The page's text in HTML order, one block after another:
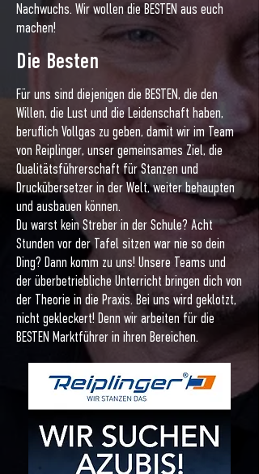
Nachwuchs. Wir wollen die BESTEN aus euch
machen!
Die Besten
Für uns sind diejenigen die BESTEN, die den
Willen, die Lust und die Leidenschaft haben,
beruflich Vollgas zu geben, damit wir im Team
von Reiplinger, unser gemeinsames Ziel, die
Qualitätsführerschaft für Stanzen und
Druckübersetzer in der Welt, weiter behaupten
und ausbauen können.
Du warst kein Streber in der Schule? Acht
Stunden vor der Tafel sitzen war nie so dein
Ding? Dann komm zu uns! Unsere Teams und
der überbetriebliche Unterricht bringen dich von
der Theorie in die Praxis. Bei uns wird geklotzt,
nicht gekleckert! Denn wir arbeiten für die
BESTEN Marktführer in ihren Bereichen.